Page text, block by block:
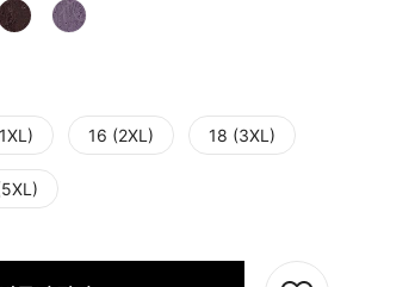
16 (2XL) 18 (3XL)